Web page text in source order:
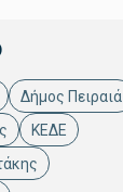
Δήμος Πειραιά
ΚΕΔΕ